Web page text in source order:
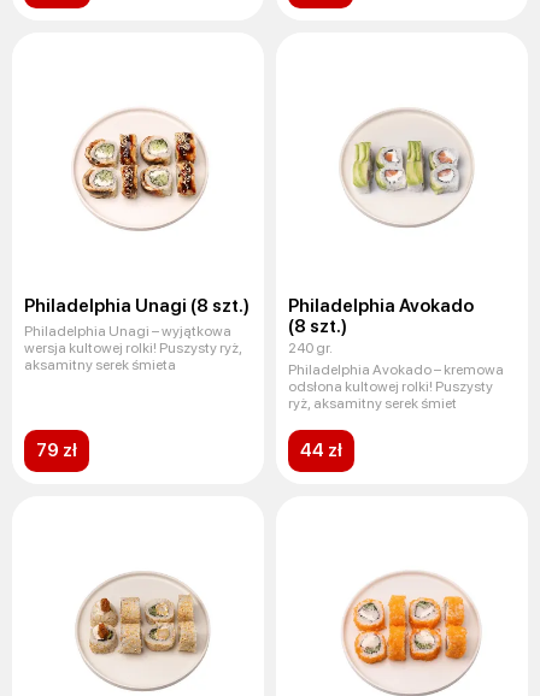
Philadelphia Unagi (8 szt.)
Philadelphia Unagi – wyjątkowa
wersja kultowej rolki! Puszysty ryż,
aksamitny serek śmieta
79 zł
Philadelphia Avokado
(8 szt.)
240 gr.
Philadelphia Avokado – kremowa
odsłona kultowej rolki! Puszysty
ryż, aksamitny serek śmiet
44 zł